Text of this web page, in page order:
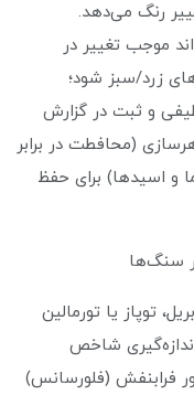
رنگ می‌دهد.
موجب تغییر در
زرد/سبز شود؛
و ثبت در گزارش
(محافطت در برابر
و اسیدها) برای حفظ
توپاز یا تورمالین
شاخص
فرابنفش (فلورسانس)